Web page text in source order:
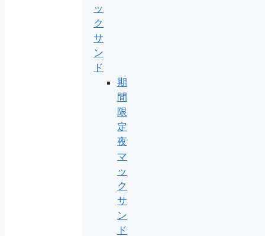
ッ
ク
サ
ン
ド
期
間
限
定
夜
マ
ッ
ク
サ
ン
ド